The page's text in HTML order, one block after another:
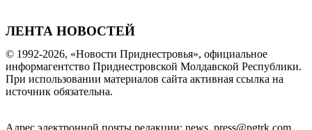
ЛЕНТА НОВОСТЕЙ
© 1992-2026, «Новости Приднестровья», официальное
информагентство Приднестровской Молдавской Республики.
При использовании материалов сайта активная ссылка на
источник обязательна.